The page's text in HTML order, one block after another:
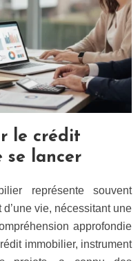
le crédit
se lancer
représente souvent
d’une vie, nécessitant une
approfondie
immobilier, instrument